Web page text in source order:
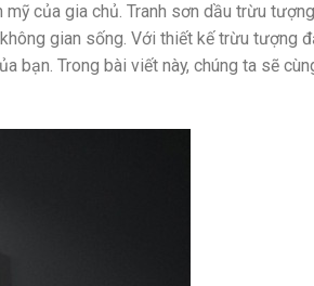
của gia chủ. Tranh sơn dầu trừu
gian sống. Với thiết kế trừu tượng
bạn. Trong bài viết này, chúng ta sẽ